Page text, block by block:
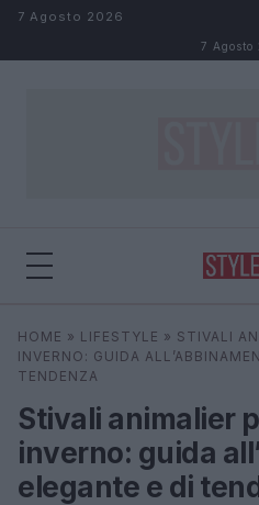
Salta al contenuto
7 Agosto 2026
7 Agosto
Cerca
HOME » LIFESTYLE » STIVALI
INVERNO: GUIDA
TENDENZA
Stivali animalier
inverno: guida
elegante e di